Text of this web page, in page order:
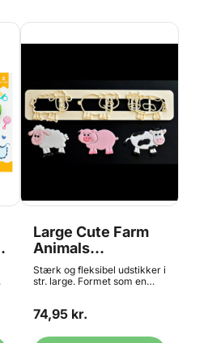
Large Cute Farm
Animals
Tappits/Store
Bondegårdsdyr
Stærk og fleksibel udstikker i
str. large. Formet som en
gris og et får. Tip 1: Kombiner
udstikkere fra FMM, f.eks
74,95 kr.